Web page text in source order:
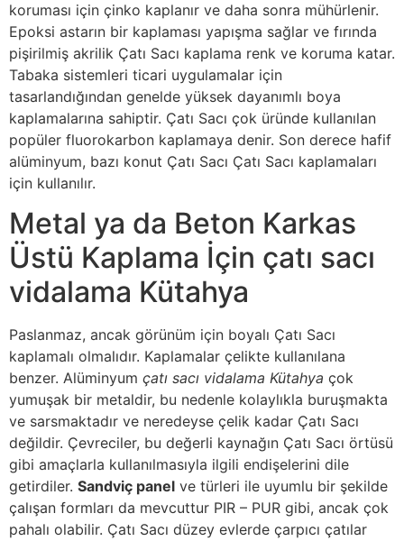
koruması için çinko kaplanır ve daha sonra mühürlenir.
Epoksi astarın bir kaplaması yapışma sağlar ve fırında
pişirilmiş akrilik Çatı Sacı kaplama renk ve koruma katar.
Tabaka sistemleri ticari uygulamalar için
tasarlandığından genelde yüksek dayanımlı boya
kaplamalarına sahiptir. Çatı Sacı çok üründe kullanılan
popüler fluorokarbon kaplamaya denir. Son derece hafif
alüminyum, bazı konut Çatı Sacı Çatı Sacı kaplamaları
için kullanılır.
Metal ya da Beton Karkas
Üstü Kaplama İçin çatı sacı
vidalama Kütahya
Paslanmaz, ancak görünüm için boyalı Çatı Sacı
kaplamalı olmalıdır. Kaplamalar çelikte kullanılana
benzer. Alüminyum çatı sacı vidalama Kütahya çok
yumuşak bir metaldir, bu nedenle kolaylıkla buruşmakta
ve sarsmaktadır ve neredeyse çelik kadar Çatı Sacı
değildir. Çevreciler, bu değerli kaynağın Çatı Sacı örtüsü
gibi amaçlarla kullanılmasıyla ilgili endişelerini dile
getirdiler. Sandviç panel ve türleri ile uyumlu bir şekilde
çalışan formları da mevcuttur PIR – PUR gibi, ancak çok
pahalı olabilir. Çatı Sacı düzey evlerde çarpıcı çatılar